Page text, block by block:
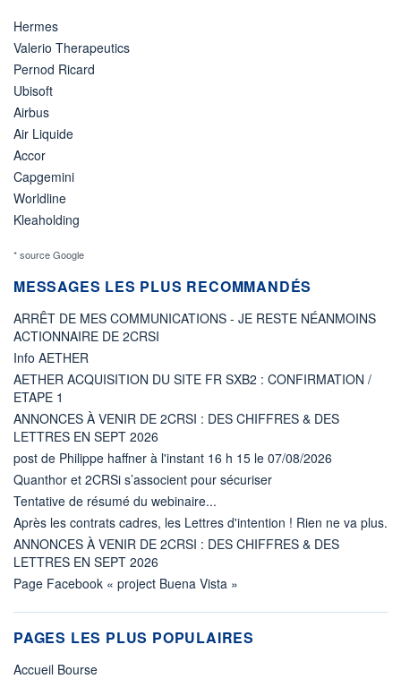
Hermes
Valerio Therapeutics
Pernod Ricard
Ubisoft
Airbus
Air Liquide
Accor
Capgemini
Worldline
Kleaholding
* source Google
MESSAGES LES PLUS RECOMMANDÉS
ARRÊT DE MES COMMUNICATIONS - JE RESTE NÉANMOINS
ACTIONNAIRE DE 2CRSI
Info AETHER
AETHER ACQUISITION DU SITE FR SXB2 : CONFIRMATION /
ETAPE 1
ANNONCES À VENIR DE 2CRSI : DES CHIFFRES & DES
LETTRES EN SEPT 2026
post de Philippe haffner à l'instant 16 h 15 le 07/08/2026
Quanthor et 2CRSi s’associent pour sécuriser
Tentative de résumé du webinaire...
Après les contrats cadres, les Lettres d'intention ! Rien ne va plus.
ANNONCES À VENIR DE 2CRSI : DES CHIFFRES & DES
LETTRES EN SEPT 2026
Page Facebook « project Buena Vista »
PAGES LES PLUS POPULAIRES
Accueil Bourse